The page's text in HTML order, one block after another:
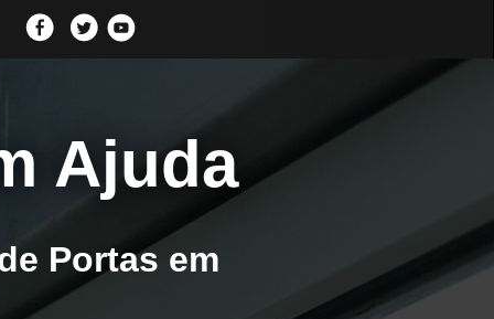
Ajuda
Portas em